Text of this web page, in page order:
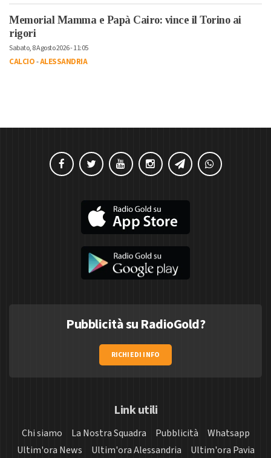
Memorial Mamma e Papà Cairo: vince il Torino ai
rigori
Sabato, 8 Agosto 2026 - 11:05
CALCIO-ALESSANDRIA
Pubblicità su RadioGold?
RICHIEDI INFO
Link utili
Chi siamo La Nostra Squadra Pubblicità
Whatsapp
Ultim'ora News
Ultim'ora Alessandria
Ultim'ora Pavia